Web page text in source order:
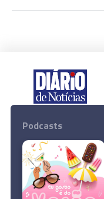
Podcasts